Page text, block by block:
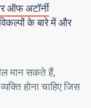
ऑफ अटॉर्नी
के बारे में और
मान सकते हैं,
होना चाहिए जिस